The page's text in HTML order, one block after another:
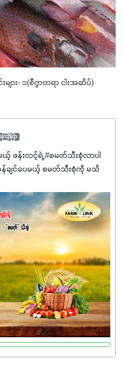
ျား- ၁(စီဂွာတရာ ငါးအဆိပ်)
ြော်ငြာ
ဖန်းလင့်ရဲ့ #စမတ်သီးစုံလာပါ
န်ချင်ပေမယ့် စမတ်သီးစုံကို မသိ
က်ဖတ်‌ပေးပါ #စမတ်သီးစုံဆိုတာ
ရNPK (19:7:8)နဲ့ #ဟူးမစ်
စပ်ထားတဲ့ ကွန်ပေါင်း
အဓိကအကျိုးကျေးဇူးတွေအနေနဲ့
ါဝင်တဲ့အတွက် ကလိုရိုဖီးလ်ဖွဲ့စည်း
ား၏အရွက်များစိမ်းလန်းသန်စွမ်း
င်းစေပါတယ်။ အပင်၏ပင်ပိုင်း
အပင်သန်၍ အကြီးမြန်စေပါတယ်။
ပါဝင်မှုကြောင့် အပင်ရဲ့ အမြစ်
မာလာအောင် အားပေးပါ
၊အသီးသီးခြင်း၊အစေ့တည်ခြင်း
းပေးပါတယ်။ လုံလောက်တဲ့
ရောဂါဒဏ်၊ရာသီဥတုဒဏ်ခံနိုင်ရည်